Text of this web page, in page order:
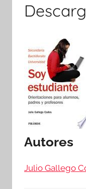
Autores
Julio Gallego